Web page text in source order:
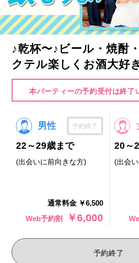
♪乾杯〜♪ビール・焼酎
クテル楽しくお酒大好
本パーティーの予約受付は終了
男性 予約終了
22～29歳まで
(出会いに前向きな方)
通常料金 ￥6,500
Web予約割
￥6,000
20～
(出会
予約終了